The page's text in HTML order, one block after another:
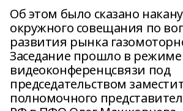
Об этом было сказано
окружного совещания по
развития рынка
Заседание прошло в режиме
видеоконференцсвязи под
председательством
полномочного